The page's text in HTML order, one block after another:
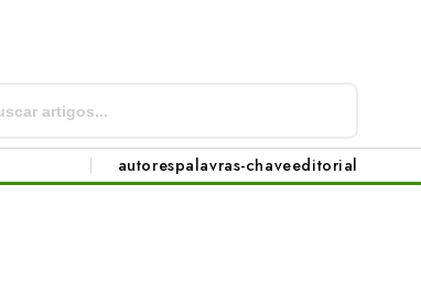
autorespalavras-chaveeditorial